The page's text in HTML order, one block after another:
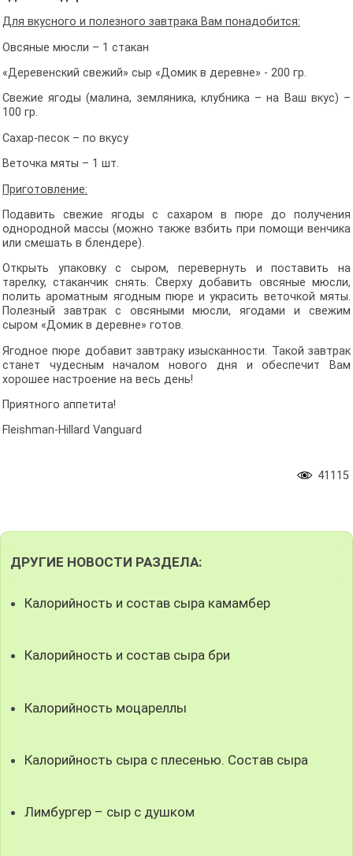
Для вкусного и полезного завтрака Вам понадобится:
Овсяные мюсли – 1 стакан
«Деревенский свежий» сыр «Домик в деревне» - 200 гр.
Свежие ягоды (малина, земляника, клубника – на Ваш вкус) –
100 гр.
Сахар-песок – по вкусу
Веточка мяты – 1 шт.
Приготовление:
Подавить свежие ягоды с сахаром в пюре до получения
однородной массы (можно также взбить при помощи венчика
или смешать в блендере).
Открыть упаковку с сыром, перевернуть и поставить на
тарелку, стаканчик снять. Сверху добавить овсяные мюсли,
полить ароматным ягодным пюре и украсить веточкой мяты.
Полезный завтрак с овсяными мюсли, ягодами и свежим
сыром «Домик в деревне» готов.
Ягодное пюре добавит завтраку изысканности. Такой завтрак
станет чудесным началом нового дня и обеспечит Вам
хорошее настроение на весь день!
Приятного аппетита!
Fleishman-Hillard Vanguard
41115
ДРУГИЕ НОВОСТИ РАЗДЕЛА:
Калорийность и состав сыра камамбер
Калорийность и состав сыра бри
Калорийность моцареллы
Калорийность сыра с плесенью. Состав сыра
Лимбургер – сыр с душком